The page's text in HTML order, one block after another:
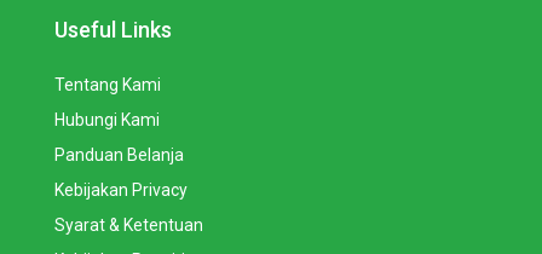
Useful Links
Tentang Kami
Hubungi Kami
Panduan Belanja
Kebijakan Privacy
Syarat & Ketentuan